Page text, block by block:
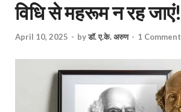
विधि से महरूम न रह जाएं!
April 10, 2025 - byडॉ. ए.के. अरुण - 1 Comment